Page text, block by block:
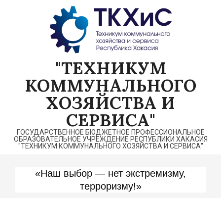
"ТЕХНИКУМ
КОММУНАЛЬНОГО
ХОЗЯЙСТВА И
СЕРВИСА"
ГОСУДАРСТВЕННОЕ БЮДЖЕТНОЕ ПРОФЕССИОНАЛЬНОЕ
ОБРАЗОВАТЕЛЬНОЕ УЧРЕЖДЕНИЕ РЕСПУБЛИКИ ХАКАСИЯ
"ТЕХНИКУМ КОММУНАЛЬНОГО ХОЗЯЙСТВА И СЕРВИСА"
«Наш выбор — нет экстремизму,
терроризму!»